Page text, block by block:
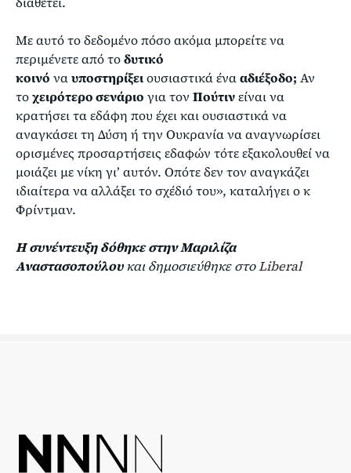
Με αυτό το δεδομένο πόσο ακόμα μπορείτε να
περιμένετε από τοδυτικό
κοινό ναυποστηρίξειουσιαστικά ένααδιέξοδο; Αν
τοχειρότερο σενάριο για τον Πούτινείναι να
κρατήσει τα εδάφη που έχει και ουσιαστικά να
αναγκάσει τη Δύση ή την Ουκρανία να αναγνωρίσει
ορισμένες προσαρτήσεις εδαφών τότε εξακολουθεί να
μοιάζει με νίκη γι’ αυτόν. Οπότε δεν τον αναγκάζει
ιδιαίτερα να αλλάξει το σχέδιό του», καταλήγει ο κ
Φρίντμαν.
Η συνέντευξη δόθηκε στην Μαριλίζα
Αναστασοπούλουκαι δημοσιεύθηκε στοLiberal